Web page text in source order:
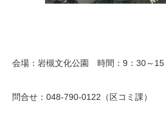
会場：岩槻文化公園 時間：9：30～15
問合せ：048-790-0122（区コミ課）